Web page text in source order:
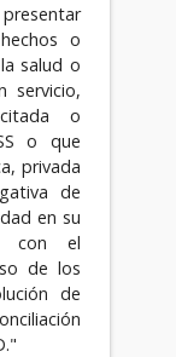
o
salud o
servicio,
o
o que
privada
de
en su
con el
de los
de